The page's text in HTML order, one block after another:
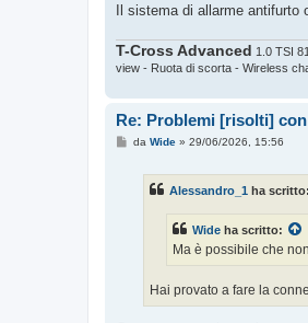
Il sistema di allarme antifurto
T-Cross Advanced 1.0 TSI
view - Ruota di scorta - Wireless
Re: Problemi [risolti]
Mda Wide» 29/06/2026, 15:56
Alessandro_1 ha scritto:
Wide ha scritto:
Ma è possibile che
Hai provato a fare la